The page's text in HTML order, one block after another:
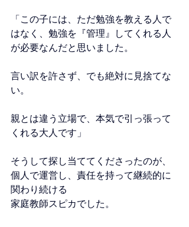
「この子には、ただ勉強を教える人で
はなく、勉強を『管理』してくれる人
が必要なんだと思いました。
言い訳を許さず、でも絶対に見捨てな
い。
親とは違う立場で、本気で引っ張って
くれる大人です」
そうして探し当ててくださったのが、
個人で運営し、責任を持って継続的に
関わり続ける
家庭教師スピカでした。